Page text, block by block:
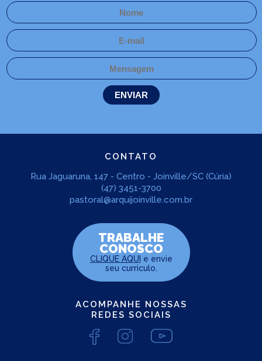
CONTATO
Rua Jaguaruna, 147 - Centro - Joinville/SC (Cúria)
(47) 3451-3700
pastoral@arquijoinville.com.br
TRABALHE
CONOSCO
CLIQUE AQUI e envie
seu curriculo.
ACOMPANHE NOSSAS
REDES SOCIAIS